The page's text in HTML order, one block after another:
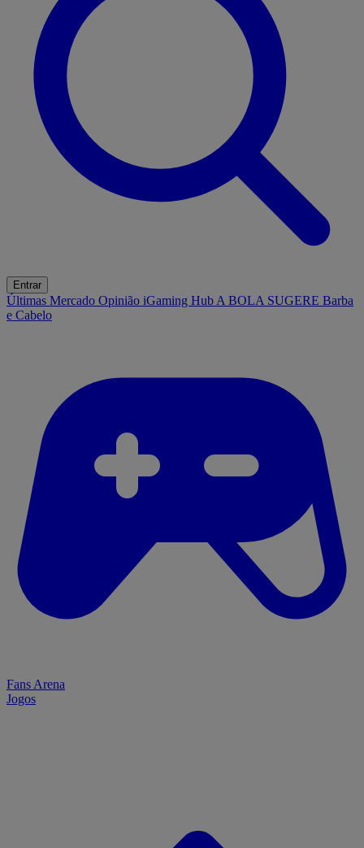
Entrar
Últimas Mercado Opinião iGaming Hub A BOLA SUGERE Barba
e Cabelo
Fans Arena
Jogos